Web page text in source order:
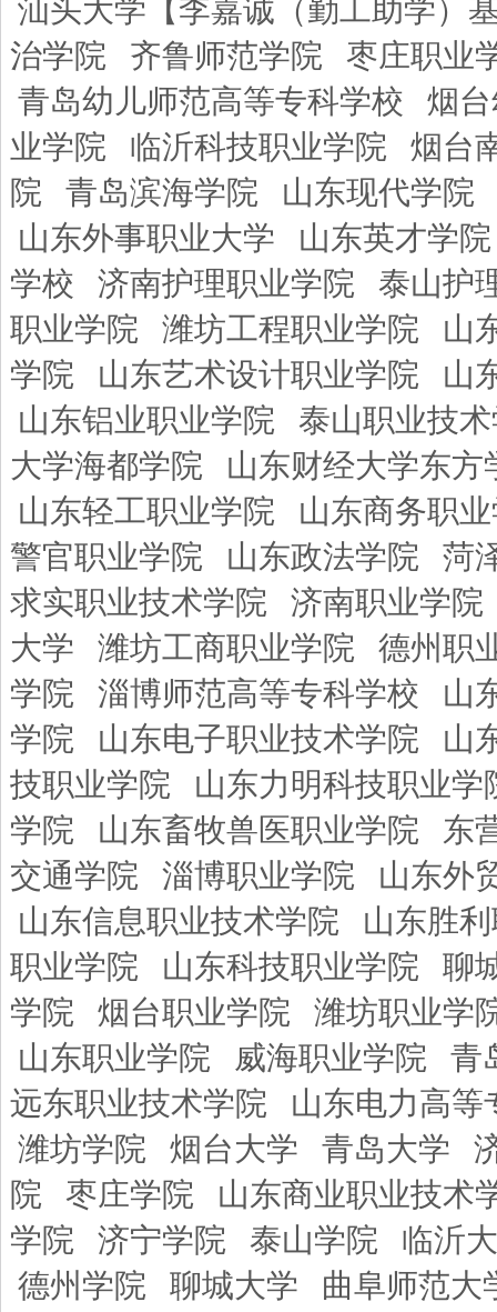
汕头大学【李嘉诚（勤工助学）
治学院
齐鲁师范学院
枣庄职业
青岛幼儿师范高等专科学校
烟
业学院
临沂科技职业学院
烟台
院
青岛滨海学院
山东现代学院
山东外事职业大学
山东英才学院
学校
济南护理职业学院
泰山护
职业学院
潍坊工程职业学院
山
学院
山东艺术设计职业学院
山
山东铝业职业学院
泰山职业技
大学海都学院
山东财经大学东方
山东轻工职业学院
山东商务职
警官职业学院
山东政法学院
菏
求实职业技术学院
济南职业学院
大学
潍坊工商职业学院
德州职
学院
淄博师范高等专科学校
山
学院
山东电子职业技术学院
山
技职业学院
山东力明科技职业学
学院
山东畜牧兽医职业学院
东
交通学院
淄博职业学院
山东外
山东信息职业技术学院
山东胜
职业学院
山东科技职业学院
聊
学院
烟台职业学院
潍坊职业学
山东职业学院
威海职业学院
青
远东职业技术学院
山东电力高等
潍坊学院
烟台大学 青岛大学
院
枣庄学院
山东商业职业技术
学院
济宁学院 泰山学院
临沂
德州学院
聊城大学
曲阜师范大